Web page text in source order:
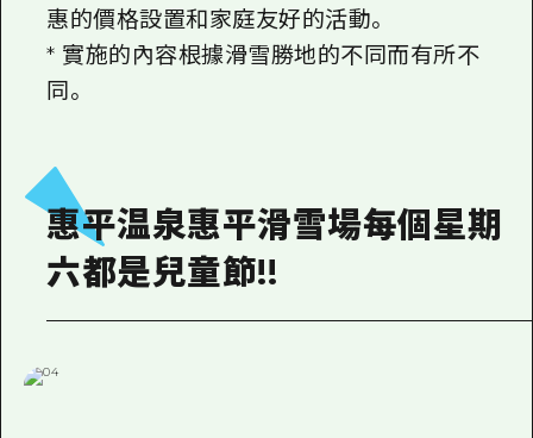
廣島縣觀光宣傳冊
惠的價格設置和家庭友好的活動。
* 實施的內容根據滑雪勝地的不同而有所不
同。
惠平温泉惠平滑雪場每個星期
六都是兒童節!!